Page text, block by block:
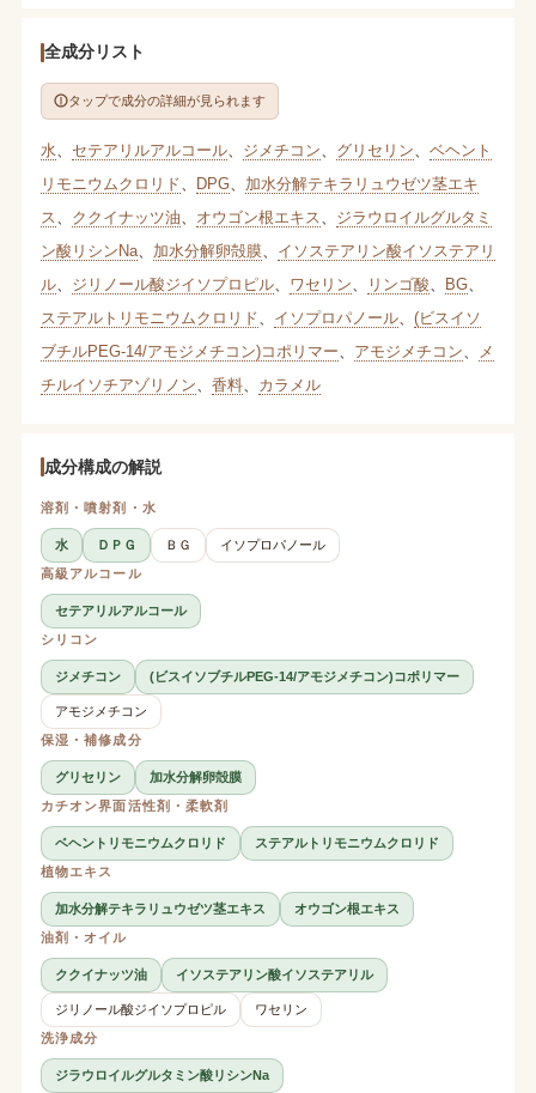
全成分リスト
タップで成分の詳細が見られます
水 セテアリルアルコール、 ジメチコン グリセリン
ベヘント
リモニウムクロリド
DPG、 加水分解テキラリュウゼツ茎エキ
ス
ククイナッツ油 オウゴン根エキス
ジラウロイルグルタミ
ン酸リシンNa、 加水分解卵殻膜、 イソステアリン酸イソステアリ
ル、 ジリノール酸ジイソプロピル、 ワセリン リンゴ酸 BG、
ステアルトリモニウムクロリド
イソプロパノール、 (ビスイソ
ブチルPEG-14/アモジメチコン)コポリマー
アモジメチコン
メ
チルイソチアゾリノン
香料、 カラメル
成分構成の解説
溶剤・噴射剤・水
水 ＤＰＧ ＢＧ
イソプロパノール
高級アルコール
セテアリルアルコール
シリコン
ジメチコン (ビスイソブチルPEG-14/アモジメチコン)コポリマー
アモジメチコン
保湿・補修成分
グリセリン
加水分解卵殻膜
カチオン界面活性剤・柔軟剤
ベヘントリモニウムクロリド
ステアルトリモニウムクロリド
植物エキス
加水分解テキラリュウゼツ茎エキス
オウゴン根エキス
油剤・オイル
ククイナッツ油 イソステアリン酸イソステアリル
ジリノール酸ジイソプロピル
ワセリン
洗浄成分
ジラウロイルグルタミン酸リシンNa